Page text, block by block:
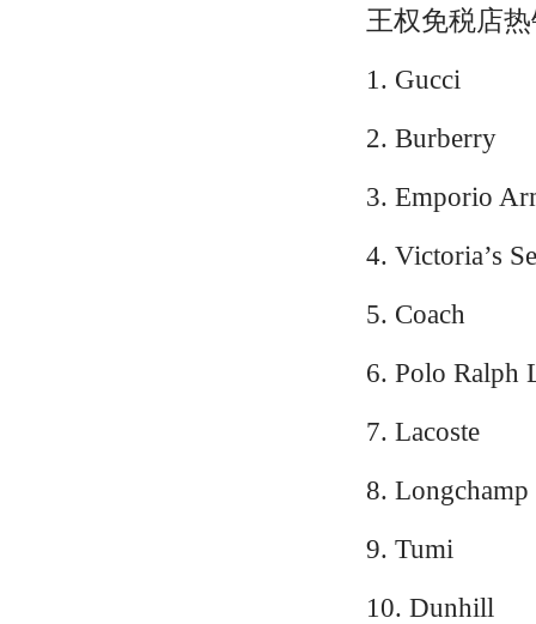
王权免税店
1. Gucci
2. Burberry
3. Emporio
4. Victoria’s
5. Coach
6. Polo Ralph
7. Lacoste
8. Longchamp
9. Tumi
10. Dunhill